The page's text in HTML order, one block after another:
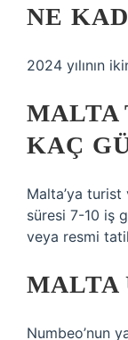
NE
2024 yılının
MALTA
KAÇ
Malta’ya
süresi 7-10 iş
veya resmi
MALTA
Numbeo’nun